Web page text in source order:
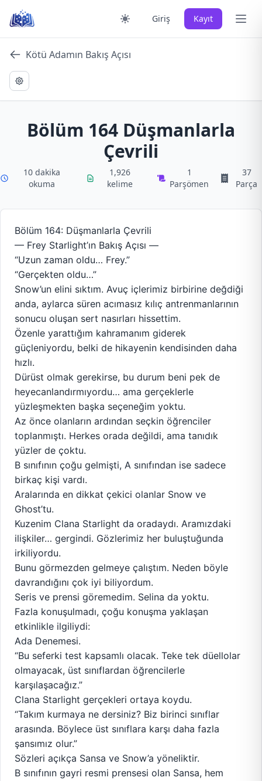
content
Giriş Kayıt Ana
Kötü Adamın Bakış Açısı
Bölüm 164 Düşmanlarla
Çevrili
10 dakika
okuma
1,926
kelime
1
Parşömen
37
Parça
Bölüm 164: Düşmanlarla Çevrili
— Frey Starlight’ın Bakış Açısı —
“Uzun zaman oldu… Frey.”
“Gerçekten oldu…”
Snow’un elini sıktım. Avuç içlerimiz birbirine değdiği
anda, aylarca süren acımasız kılıç antrenmanlarının
sonucu oluşan sert nasırları hissettim.
Özenle yarattığım kahramanım giderek
güçleniyordu, belki de hikayenin kendisinden daha
hızlı.
Dürüst olmak gerekirse, bu durum beni pek de
heyecanlandırmıyordu… ama gerçeklerle
yüzleşmekten başka seçeneğim yoktu.
Az önce olanların ardından seçkin öğrenciler
toplanmıştı. Herkes orada değildi, ama tanıdık
yüzler de çoktu.
B sınıfının çoğu gelmişti, A sınıfından ise sadece
birkaç kişi vardı.
Aralarında en dikkat çekici olanlar Snow ve
Ghost’tu.
Kuzenim Clana Starlight da oradaydı. Aramızdaki
ilişkiler… gergindi. Gözlerimiz her buluştuğunda
irkiliyordu.
Bunu görmezden gelmeye çalıştım. Neden böyle
davrandığını çok iyi biliyordum.
Seris ve prensi göremedim. Selina da yoktu.
Fazla konuşulmadı, çoğu konuşma yaklaşan
etkinlikle ilgiliydi:
Ada Denemesi.
“Bu seferki test kapsamlı olacak. Teke tek düellolar
olmayacak, üst sınıflardan öğrencilerle
karşılaşacağız.”
Clana Starlight gerçekleri ortaya koydu.
“Takım kurmaya ne dersiniz? Biz birinci sınıflar
arasında. Böylece üst sınıflara karşı daha fazla
şansımız olur.”
Sözleri açıkça Sansa ve Snow’a yöneliktir.
B sınıfının gayri resmi prensesi olan Sansa, hem